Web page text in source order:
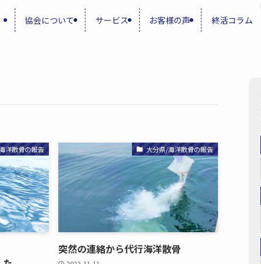
協会について サービス お客様の声 終活コラム
洋散骨の報告 大分県/海洋散骨の報告
突然の​連絡から​代行海洋散骨